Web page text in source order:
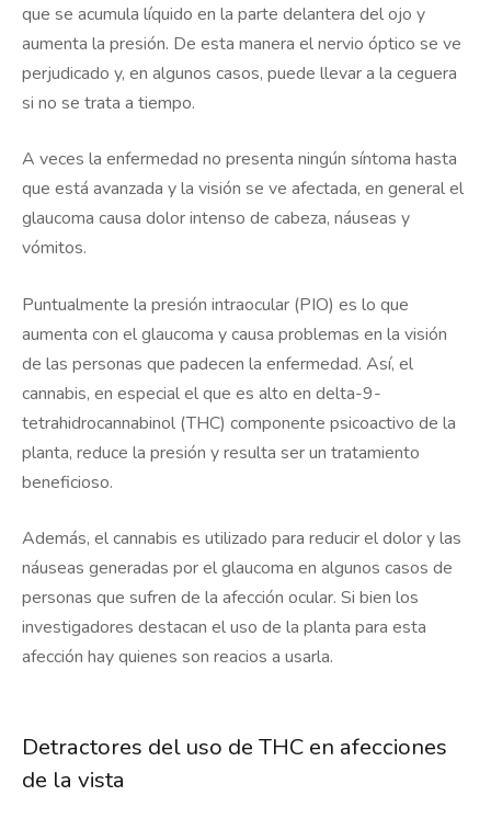
que se acumula líquido en la parte delantera del ojo y
aumenta la presión. De esta manera el nervio óptico se ve
perjudicado y, en algunos casos, puede llevar a la ceguera
si no se trata a tiempo.
A veces la enfermedad no presenta ningún síntoma hasta
que está avanzada y la visión se ve afectada, en general el
glaucoma causa dolor intenso de cabeza, náuseas y
vómitos.
Puntualmente la presión intraocular (PIO) es lo que
aumenta con el glaucoma y causa problemas en la visión
de las personas que padecen la enfermedad. Así, el
cannabis, en especial el que es alto en delta-9-
tetrahidrocannabinol (THC) componente psicoactivo de la
planta, reduce la presión y resulta ser un tratamiento
beneficioso.
Además, el cannabis es utilizado para reducir el dolor y las
náuseas generadas por el glaucoma en algunos casos de
personas que sufren de la afección ocular. Si bien los
investigadores destacan el uso de la planta para esta
afección hay quienes son reacios a usarla.
Detractores del uso de THC en afecciones
de la vista